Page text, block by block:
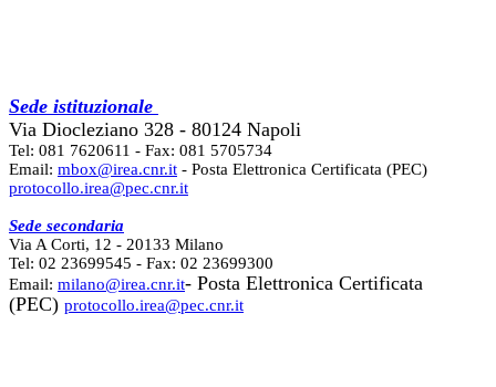
Sede istituzionale
Via Diocleziano 328 - 80124 Napoli
Tel: 081 7620611 - Fax: 081 5705734
Email: mbox@irea.cnr.it - Posta Elettronica Certificata (PEC)
protocollo.irea@pec.cnr.it
Sede secondaria
Via A Corti, 12 - 20133 Milano
Tel: 02 23699545 - Fax: 02 23699300
Email: milano@irea.cnr.it- Posta Elettronica Certificata
(PEC) protocollo.irea@pec.cnr.it